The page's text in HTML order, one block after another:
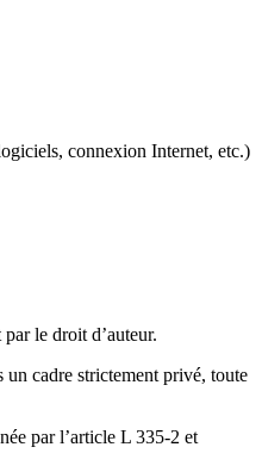
connexion Internet, etc.)
le droit d’auteur.
cadre strictement privé, toute
par l’article L 335-2 et